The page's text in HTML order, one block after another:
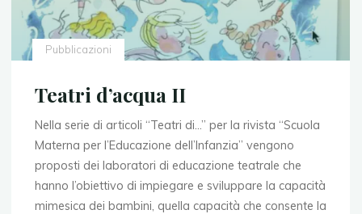
Pubblicazioni
Teatri d’acqua II
Nella serie di articoli “Teatri di…” per la rivista “Scuola
Materna per l’Educazione dell’Infanzia” vengono
proposti dei laboratori di educazione teatrale che
hanno l’obiettivo di impiegare e sviluppare la capacità
mimesica dei bambini, quella capacità che consente la